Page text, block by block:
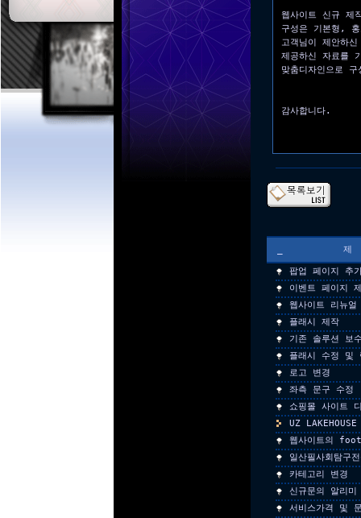
웹사이트 신규 제
구성은 기본형, 홍
고객님이 제안하
제공하신 자료를
맞춤디자인으로
감사합니다.
팝업 페이지 추
이벤트 페이지
웹사이트 리뉴얼
플래시 제작
기존 솔루션 보
플래시 수정 및
로고 변경
좌측 문구 수정
쇼핑몰 사이트
UZ
웹사이트의
일산필사회탐구
카테고리 변경
신규문의 알리
서비스가격 및